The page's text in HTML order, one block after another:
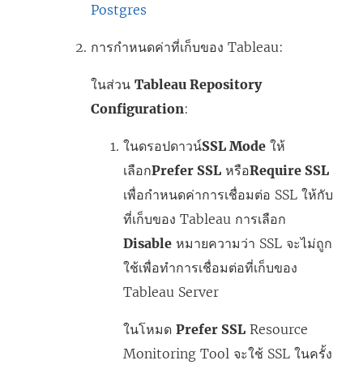
Postgres
การกำหนดค่าที่เก็บของ Tableau:
ในส่วน Tableau Repository
Configuration:
ในดรอปดาวน์SSL Mode ให้
เลือกPrefer SSL หรือRequire SSL
เพื่อกำหนดค่าการเชื่อมต่อ SSL ให้กับ
ที่เก็บของ Tableau การเลือก
Disable หมายความว่า SSL จะไม่ถูก
ใช้เพื่อทำการเชื่อมต่อที่เก็บของ
Tableau Server
ในโหมด Prefer SSL Resource
Monitoring Tool จะใช้ SSL ในครั้ง